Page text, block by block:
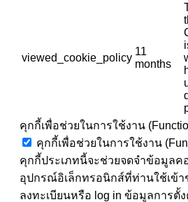
viewed_cookie_policy
11
months
คุกกี้เพื่อช่วยในการใช้งาน
คุกกี้เพื่อช่วยในการใช้งาน
คุกกี้ประเภทนี้จะช่วยจดจำข้อมูลค
อุปกรณ์อิเล็กทรอนิกส์ที่ท่านใช้เข้า
ลงทะเบียนหรือ log in ข้อมูลการตั้